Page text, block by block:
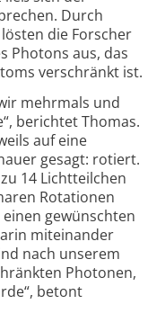
Durch
die Forscher
Photons aus, das
verschränkt ist.
mehrmals und
berichtet Thomas.
auf eine
gesagt: rotiert.
14 Licht­teilchen
Rotationen
gewünschten
miteinander
nach unserem
Photonen,
betont